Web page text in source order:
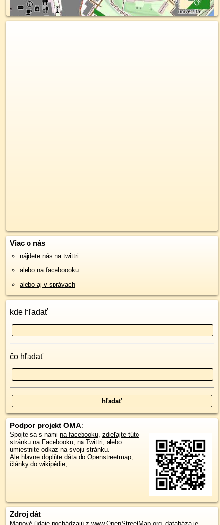
Viac o nás
nájdete nás na twittri
alebo na faceboooku
alebo aj v správach
kde hľadať
čo hľadať
Podpor projekt OMA:
Spojte sa s nami na facebooku, zdieľajte túto
stránku na Facebooku, na Twittri, alebo
umiestnite odkaz na svoju stránku.
Ale hlavne doplňte dáta do Openstreetmap,
články do wikipédie, ...
Zdroj dát
Mapové údaje pochádzajú z www.OpenStreetMap.org , databáza je